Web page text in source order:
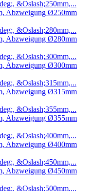
Abzweigung Ø250mm
Abzweigung Ø280mm
Abzweigung Ø300mm
Abzweigung Ø315mm
Abzweigung Ø355mm
Abzweigung Ø400mm
Abzweigung Ø450mm